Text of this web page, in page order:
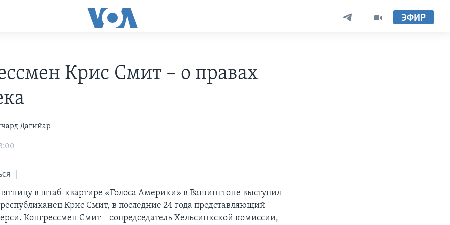
ЭФИР
Крис Смит – о правах
Дагийар
в штаб-квартире «Голоса Америки» в Вашингтоне выступил
Крис Смит, в последние 24 года представляющий
Конгрессмен Смит – сопредседатель Хельсинкской комиссии,